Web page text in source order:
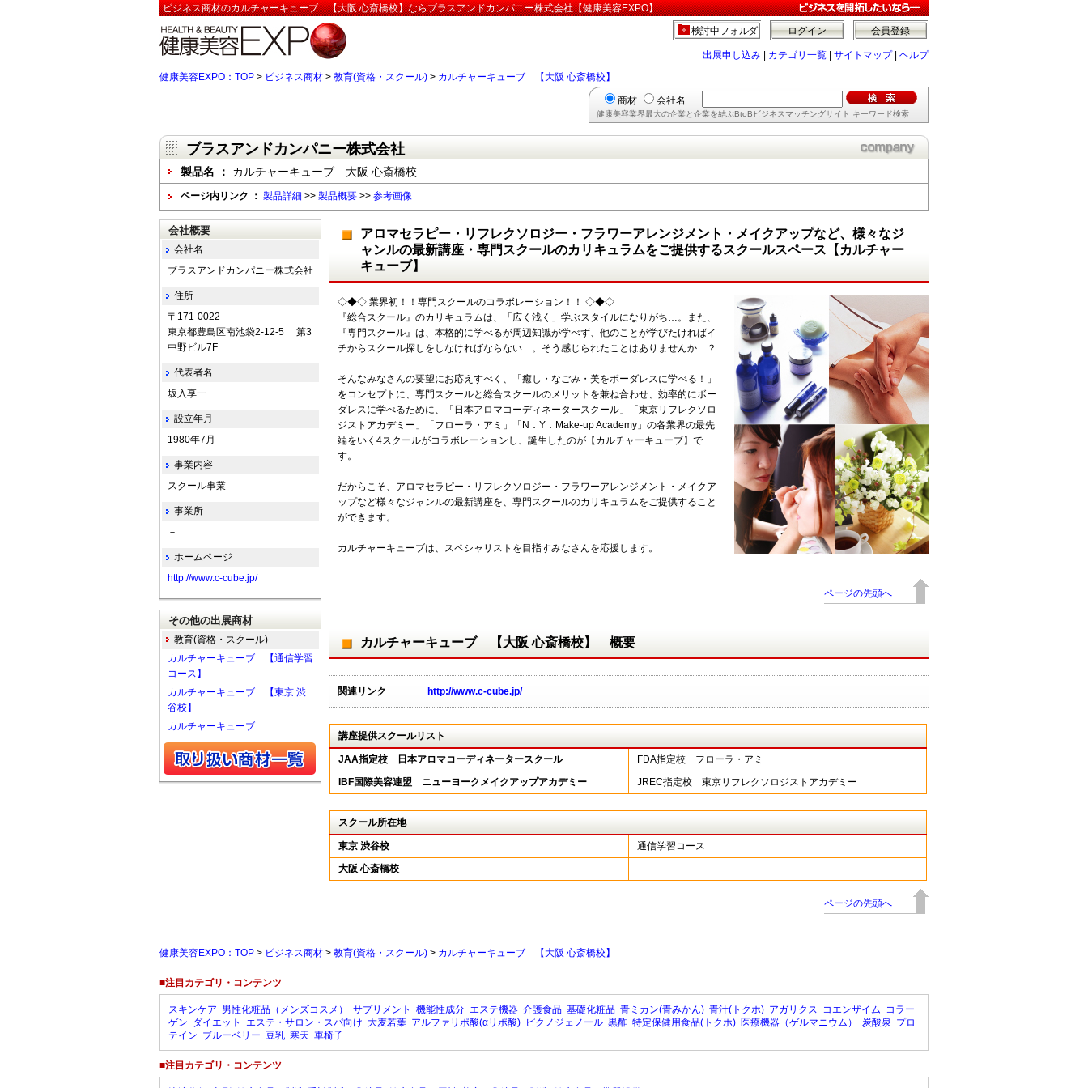
ビジネス商材のカルチャーキューブ 【大阪 心斎橋校】ならブラスアンドカンパニー株式会社【健康美容EXPO】
会員登録
ログイン
検討中フォルダ
出展申し込み カテゴリ一覧 サイトマップ| ヘルプ
健康美容EXPO：TOP > ビジネス商材 > 教育(資格・スクール) > カルチャーキューブ 【大阪 心斎橋校】
商材 会社名
健康美容業界最大の企業と企業を結ぶBtoBビジネスマッチングサイト キーワード検索
ブラスアンドカンパニー株式会社
製品名 ： カルチャーキューブ 大阪 心斎橋校
ページ内リンク ： 製品詳細 >> 製品概要 >> 参考画像
アロマセラピー・リフレクソロジー・フラワーアレンジメント・メイクアップなど、様々なジ
ャンルの最新講座・専門スクールのカリキュラムをご提供するスクールスペース【カルチャー
キューブ】
◇◆◇ 業界初！！専門スクールのコラボレーション！！ ◇◆◇
『総合スクール』のカリキュラムは、「広く浅く」学ぶスタイルになりがち…。また、
『専門スクール』は、本格的に学べるが周辺知識が学べず、他のことが学びたければイ
チからスクール探しをしなければならない…。そう感じられたことはありませんか…？
そんなみなさんの要望にお応えすべく、「癒し・なごみ・美をボーダレスに学べる！」
をコンセプトに、専門スクールと総合スクールのメリットを兼ね合わせ、効率的にボー
ダレスに学べるために、「日本アロマコーディネータースクール」「東京リフレクソロ
ジストアカデミー」「フローラ・アミ」「N．Y．Make-up Academy」の各業界の最先
端をいく4スクールがコラボレーションし、誕生したのが【カルチャーキューブ】で
す。
だからこそ、アロマセラピー・リフレクソロジー・フラワーアレンジメント・メイクア
ップなど様々なジャンルの最新講座を、専門スクールのカリキュラムをご提供すること
ができます。
カルチャーキューブは、スペシャリストを目指すみなさんを応援します。
ページの先頭へ
カルチャーキューブ 【大阪 心斎橋校】 概要
関連リンク http://www.c-cube.jp/
講座提供スクールリスト
JAA指定校 日本アロマコーディネータースクール
FDA指定校 フローラ・アミ
IBF国際美容連盟 ニューヨークメイクアップアカデミー
JREC指定校 東京リフレクソロジストアカデミー
スクール所在地
東京 渋谷校
通信学習コース
大阪 心斎橋校
－
ページの先頭へ
会社概要
会社名
ブラスアンドカンパニー株式会社
住所
〒171-0022
東京都豊島区南池袋2-12-5 第3
中野ビル7F
代表者名
坂入享一
設立年月
1980年7月
事業内容
スクール事業
事業所
－
ホームページ
http://www.c-cube.jp/
その他の出展商材
教育(資格・スクール)
カルチャーキューブ 【通信学習
コース】
カルチャーキューブ 【東京 渋
谷校】
カルチャーキューブ
健康美容EXPO：TOP > ビジネス商材 > 教育(資格・スクール) > カルチャーキューブ 【大阪 心斎橋校】
■注目カテゴリ・コンテンツ
スキンケア 男性化粧品（メンズコスメ） サプリメント 機能性成分 エステ機器 介護食品 基礎化粧品 青ミカン(青みかん) 青汁(トクホ) アガリクス コエンザイム コラー
ゲン ダイエット エステ・サロン・スパ向け 大麦若葉 アルファリポ酸(αリポ酸) ピクノジェノール 黒酢 特定保健用食品(トクホ) 医療機器（ゲルマニウム） 炭酸泉 プロ
テイン ブルーベリー 豆乳 寒天 車椅子
■注目カテゴリ・コンテンツ